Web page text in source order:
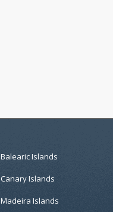
Balearic Islands
Canary Islands
Madeira Islands